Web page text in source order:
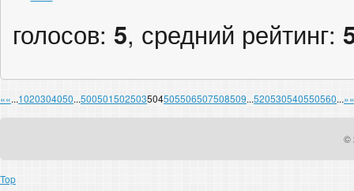
голосов: 5, средний рейтинг:
««...1020304050...500501502503504505506507508509...520530540550560...»»
©
Top